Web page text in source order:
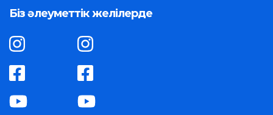
Біз әлеуметтік желілерде